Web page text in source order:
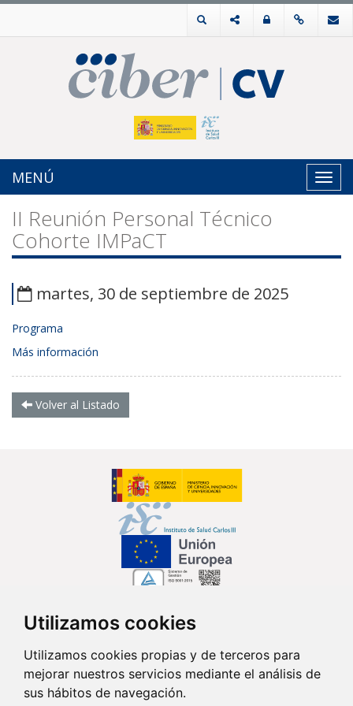
Utilizamos cookies
Utilizamos cookies propias y de terceros para
mejorar nuestros servicios mediante el análisis de
sus hábitos de navegación.
MENÚ
II Reunión Personal Técnico
Cohorte IMPaCT
martes, 30 de septiembre de 2025
Programa
Más información
Volver al Listado
Síguenos en...
Contacto